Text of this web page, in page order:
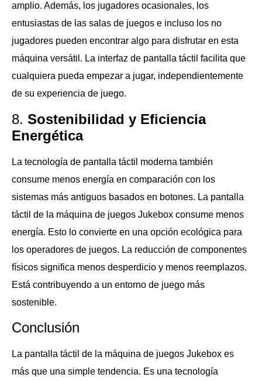
amplio. Además, los jugadores ocasionales, los
entusiastas de las salas de juegos e incluso los no
jugadores pueden encontrar algo para disfrutar en esta
máquina versátil. La interfaz de pantalla táctil facilita que
cualquiera pueda empezar a jugar, independientemente
de su experiencia de juego.
8. Sostenibilidad y Eficiencia
Energética
La tecnología de pantalla táctil moderna también
consume menos energía en comparación con los
sistemas más antiguos basados ​​en botones. La pantalla
táctil de la máquina de juegos Jukebox consume menos
energía. Esto lo convierte en una opción ecológica para
los operadores de juegos. La reducción de componentes
físicos significa menos desperdicio y menos reemplazos.
Está contribuyendo a un entorno de juego más
sostenible.
Conclusión
La pantalla táctil de la máquina de juegos Jukebox es
más que una simple tendencia. Es una tecnología